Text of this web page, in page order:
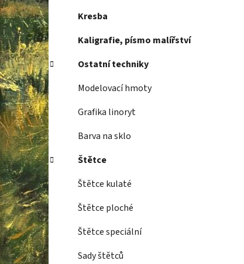
Kresba
Kaligrafie, písmo malířství
Ostatní techniky
Modelovací hmoty
Grafika linoryt
Barva na sklo
Štětce
Štětce kulaté
Štětce ploché
Štětce speciální
Sady štětců